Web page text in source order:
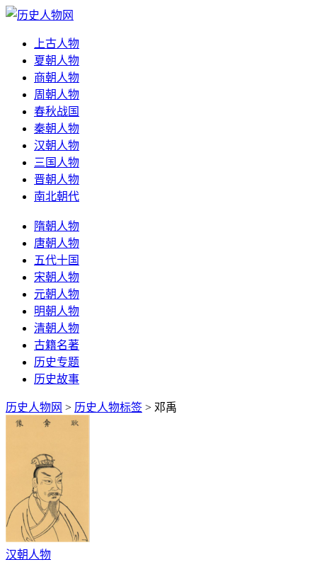
上古人物
夏朝人物
商朝人物
周朝人物
春秋战国
秦朝人物
汉朝人物
三国人物
晋朝人物
南北朝代
隋朝人物
唐朝人物
五代十国
宋朝人物
元朝人物
明朝人物
清朝人物
古籍名著
历史专题
历史故事
历史人物网 > 历史人物标签 > 邓禹
汉朝人物